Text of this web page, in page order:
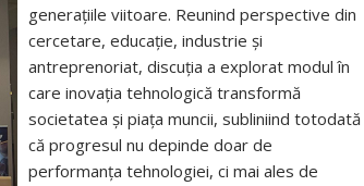
generațiile viitoare. Reunind perspective din
cercetare, educație, industrie și
antreprenoriat, discuția a explorat modul în
care inovația tehnologică transformă
societatea și piața muncii, subliniind totodată
că progresul nu depinde doar de
performanța tehnologiei, ci mai ales de